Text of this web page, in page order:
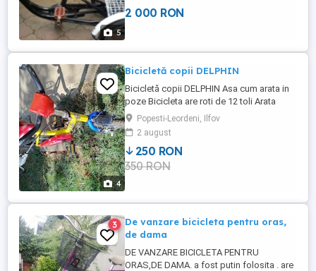
5
oțel dur, Schimbător de viteze cu 8 viteze,
2 000 RON
4
Bicicletă copii DELPHIN
Bicicletă copii DELPHIN Asa cum arata in
poze Bicicleta are roti de 12 toli Arata
foarte bine , in perfecta stare de
functionare! Are cuciucuri si camere noi
ATENTIE: Se vinde un produs folosit, fiind
o vanzare privata, garanția și returul sunt
excluse.
Popesti-Leordeni, Ilfov
2 august
250 RON
350 RON
3
De vanzare bicicleta pentru oras,
de dama
DE VANZARE BICICLETA PENTRU
ORAS,DE DAMA. a fost putin folosita . are